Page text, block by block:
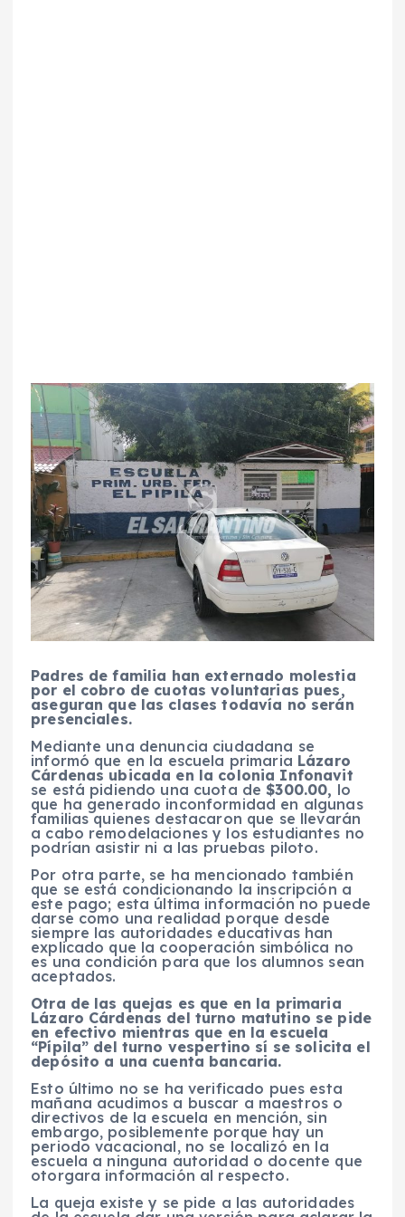
Padres de familia han externado molestia
por el cobro de cuotas voluntarias pues,
aseguran que las clases todavía no serán
presenciales.
Mediante una denuncia ciudadana se
informó que en la escuela primaria Lázaro
Cárdenas ubicada en la colonia Infonavit
se está pidiendo una cuota de $300.00, lo
que ha generado inconformidad en algunas
familias quienes destacaron que se llevarán
a cabo remodelaciones y los estudiantes no
podrían asistir ni a las pruebas piloto.
Por otra parte, se ha mencionado también
que se está condicionando la inscripción a
este pago; esta última información no puede
darse como una realidad porque desde
siempre las autoridades educativas han
explicado que la cooperación simbólica no
es una condición para que los alumnos sean
aceptados.
Otra de las quejas es que en la primaria
Lázaro Cárdenas del turno matutino se pide
en efectivo mientras que en la escuela
“Pípila” del turno vespertino sí se solicita el
depósito a una cuenta bancaria.
Esto último no se ha verificado pues esta
mañana acudimos a buscar a maestros o
directivos de la escuela en mención, sin
embargo, posiblemente porque hay un
periodo vacacional, no se localizó en la
escuela a ninguna autoridad o docente que
otorgara información al respecto.
La queja existe y se pide a las autoridades